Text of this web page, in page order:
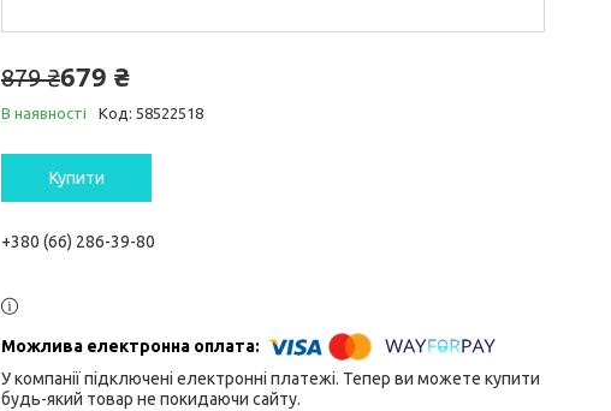
879 ₴679 ₴
В наявності Код: 58522518
Купити
+380 (66) 286-39-80
У компанії підключені електронні платежі. Тепер ви можете купити
будь-який товар не покидаючи сайту.